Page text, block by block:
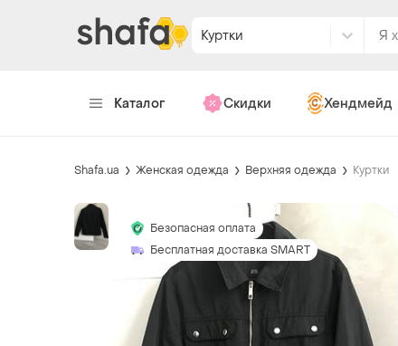
Куртки
Каталог Скидки Хендмейд
Shafa.ua Женская одежда Верхняя одежда Куртки
Безопасная оплата
Бесплатная доставка SMART